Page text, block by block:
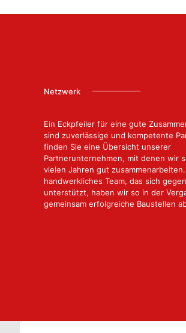
Netzwerk
Ein Eckpfeiler für eine gute
sind zuverlässige und kompetente
finden Sie eine Übersicht unserer
Partnerunternehmen, mit denen wir
vielen Jahren gut
handwerkliches Team, das sich
unterstützt, haben wir so in der
gemeinsam erfolgreiche Baustellen